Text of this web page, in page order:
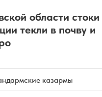
области стоки
текли в почву и
казармы